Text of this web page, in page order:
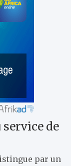
de
par un